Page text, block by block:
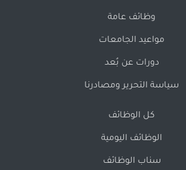
وظائف عامة
مواعيد الجامعات
دورات عن بُعد
سياسة التحرير ومصادرنا
كل الوظائف
الوظائف اليومية
سناب الوظائف